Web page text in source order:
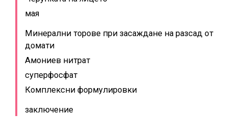
мая
Минерални торове при засаждане на разсад от
домати
Амониев нитрат
суперфосфат
Комплексни формулировки
заключение